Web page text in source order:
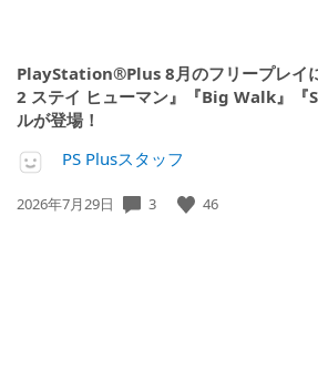
PlayStation®Plus 8月のフリープレイ
2 ステイ ヒューマン』『Big Walk』『
ルが登場！
PS Plusスタッフ
公
2026年7月29日 3 46